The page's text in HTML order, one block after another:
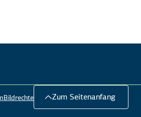
Bildrechte Zum Seitenanfang